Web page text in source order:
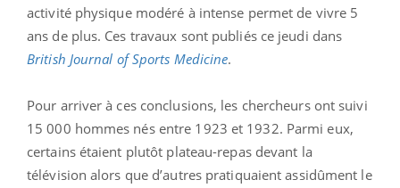
activité physique modéré à intense permet de vivre 5
ans de plus. Ces travaux sont publiés ce jeudi dans
British Journal of Sports Medicine.
Pour arriver à ces conclusions, les chercheurs ont suivi
15 000 hommes nés entre 1923 et 1932. Parmi eux,
certains étaient plutôt plateau-repas devant la
télévision alors que d’autres pratiquaient assidûment le